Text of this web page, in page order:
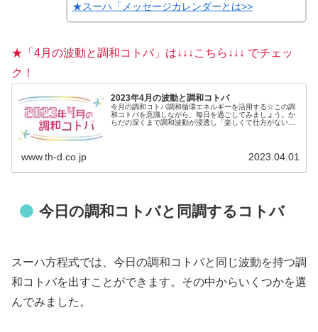
★スーハ「メッセージカレンダーとは>>
★「4月の波動と調和コトバ」は↓↓↓こちら↓↓↓ でチェッ
ク！
2023年4月の波動と調和コトバ
今月の調和コトバ調和循環エネルギーを活用する☆この調
和コトバを意識しながら、毎日を過ごしてみましょう。か
らだの深くまで調和波動が浸透し「楽しくて仕方がない」
www.th-d.co.jp 2023.04.01
今日の調和コトバと同調するコトバ
スーハ方程式では、今日の調和コトバと同じ波動を持つ調
和コトバを出すことができます。その中からいくつかを選
んでみました。